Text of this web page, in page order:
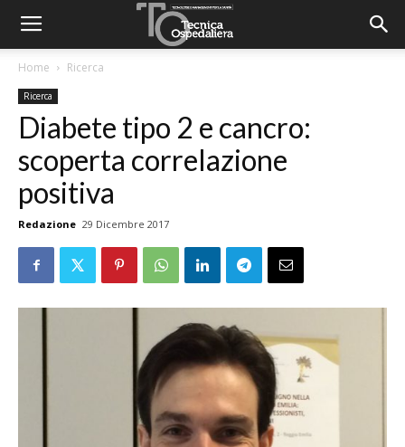
Home Ricerca
Ricerca
Diabete tipo 2 e cancro:
scoperta correlazione
positiva
Redazione 29 Dicembre 2017